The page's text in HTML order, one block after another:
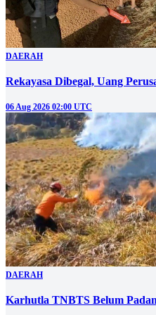
DAERAH
Rekayasa Dibegal, Uang
06 Aug 2026 02:00 UTC
DAERAH
Karhutla TNBTS Belum